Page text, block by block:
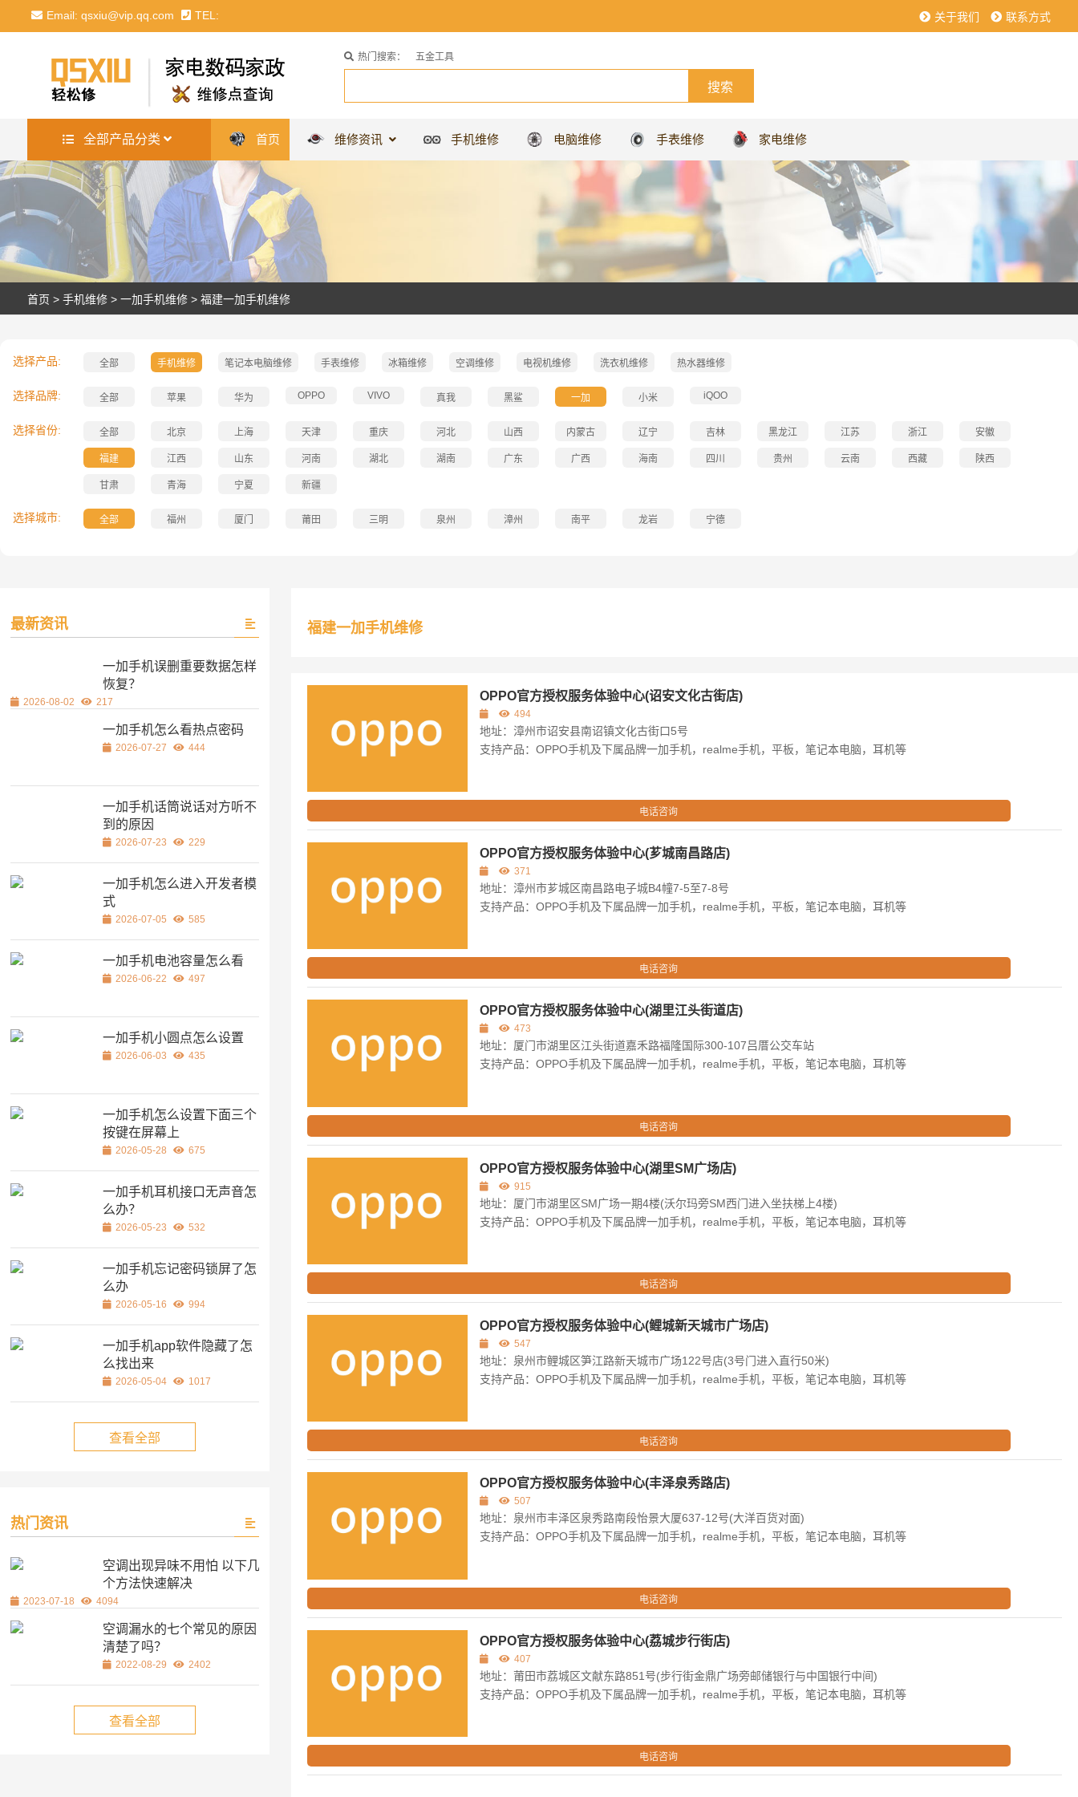
Email: qsxiu@vip.qq.com TEL: 关于我们 联系方式
热门搜索： 五金工具
全部产品分类 首页 维修资讯 手机维修 电脑维修 手表维修 家电维修
首页 > 手机维修> 一加手机维修> 福建一加手机维修
选择产品: 全部 手机维修 笔记本电脑维修 手表维修 冰箱维修 空调维修 电视机维修 洗衣机维修 热水器维修
选择品牌: 全部 苹果 华为 OPPO VIVO 真我 黑鲨 一加 小米 iQOO
选择省份: 全部 北京 上海 天津 重庆 河北 山西 内蒙古 辽宁 吉林 黑龙江 江苏 浙江 安徽
福建 江西 山东 河南 湖北 湖南 广东 广西 海南 四川 贵州 云南 西藏 陕西
甘肃 青海 宁夏 新疆
选择城市: 全部 福州 厦门 莆田 三明 泉州 漳州 南平 龙岩 宁德
福建一加手机维修
OPPO官方授权服务体验中心(诏安文化古街店)
494
地址：漳州市诏安县南诏镇文化古街口5号
支持产品：OPPO手机及下属品牌一加手机，realme手机，平板，笔记本电脑，耳机等
电话咨询
OPPO官方授权服务体验中心(芗城南昌路店)
371
地址：漳州市芗城区南昌路电子城B4幢7-5至7-8号
支持产品：OPPO手机及下属品牌一加手机，realme手机，平板，笔记本电脑，耳机等
电话咨询
OPPO官方授权服务体验中心(湖里江头街道店)
473
地址：厦门市湖里区江头街道嘉禾路福隆国际300-107吕厝公交车站
支持产品：OPPO手机及下属品牌一加手机，realme手机，平板，笔记本电脑，耳机等
电话咨询
OPPO官方授权服务体验中心(湖里SM广场店)
915
地址：厦门市湖里区SM广场一期4楼(沃尔玛旁SM西门进入坐扶梯上4楼)
支持产品：OPPO手机及下属品牌一加手机，realme手机，平板，笔记本电脑，耳机等
电话咨询
OPPO官方授权服务体验中心(鲤城新天城市广场店)
547
地址：泉州市鲤城区笋江路新天城市广场122号店(3号门进入直行50米)
支持产品：OPPO手机及下属品牌一加手机，realme手机，平板，笔记本电脑，耳机等
电话咨询
OPPO官方授权服务体验中心(丰泽泉秀路店)
507
地址：泉州市丰泽区泉秀路南段怡景大厦637-12号(大洋百货对面)
支持产品：OPPO手机及下属品牌一加手机，realme手机，平板，笔记本电脑，耳机等
电话咨询
OPPO官方授权服务体验中心(荔城步行街店)
407
地址：莆田市荔城区文献东路851号(步行街金鼎广场旁邮储银行与中国银行中间)
支持产品：OPPO手机及下属品牌一加手机，realme手机，平板，笔记本电脑，耳机等
电话咨询
最新资讯
一加手机误删重要数据怎样
恢复？
2026-08-02 217
一加手机怎么看热点密码
2026-07-27 444
一加手机话筒说话对方听不
到的原因
2026-07-23 229
一加手机怎么进入开发者模
式
2026-07-05 585
一加手机电池容量怎么看
2026-06-22 497
一加手机小圆点怎么设置
2026-06-03 435
一加手机怎么设置下面三个
按键在屏幕上
2026-05-28 675
一加手机耳机接口无声音怎
么办？
2026-05-23 532
一加手机忘记密码锁屏了怎
么办
2026-05-16 994
一加手机app软件隐藏了怎
么找出来
2026-05-04 1017
查看全部
热门资讯
空调出现异味不用怕 以下几
个方法快速解决
2023-07-18 4094
空调漏水的七个常见的原因
清楚了吗？
2022-08-29 2402
查看全部